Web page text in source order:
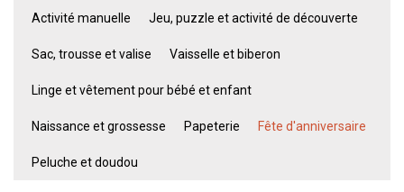
Activité manuelle Jeu, puzzle et activité de découverte
Sac, trousse et valise Vaisselle et biberon
Linge et vêtement pour bébé et enfant
Naissance et grossesse Papeterie Fête d'anniversaire
Peluche et doudou